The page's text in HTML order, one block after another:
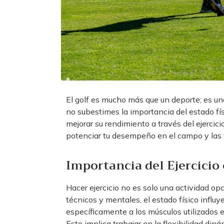
El golf es mucho más que un deporte; es
no subestimes la importancia del estado
mejorar su rendimiento a través del
potenciar tu desempeño en el campo y
Importancia del Ejercicio
Hacer ejercicio no es solo una actividad
técnicos y mentales, el estado físico
específicamente a los músculos utilizados